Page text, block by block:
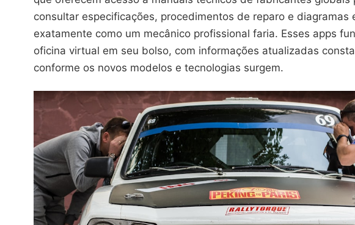
consultar especificações, procedimentos de reparo e diagramas
exatamente como um mecânico profissional faria. Esses apps
oficina virtual em seu bolso, com informações atualizadas
conforme os novos modelos e tecnologias surgem.